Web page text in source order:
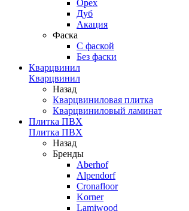
Орех
Дуб
Акация
Фаска
С фаской
Без фаски
Кварцвинил
Кварцвинил
Назад
Кварцвиниловая плитка
Кварцвиниловый ламинат
Плитка ПВХ
Плитка ПВХ
Назад
Бренды
Aberhof
Alpendorf
Cronafloor
Korner
Lamiwood